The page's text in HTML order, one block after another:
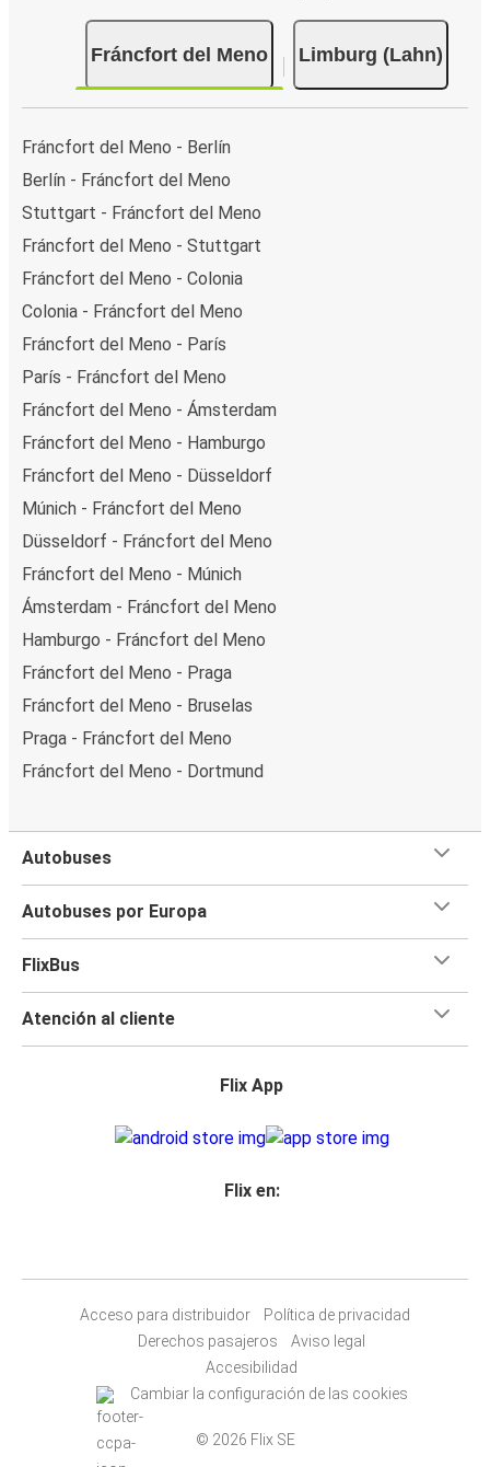
Fráncfort del Meno Limburg (Lahn)
Fráncfort del Meno - Berlín
Berlín - Fráncfort del Meno
Stuttgart - Fráncfort del Meno
Fráncfort del Meno - Stuttgart
Fráncfort del Meno - Colonia
Colonia - Fráncfort del Meno
Fráncfort del Meno - París
París - Fráncfort del Meno
Fráncfort del Meno - Ámsterdam
Fráncfort del Meno - Hamburgo
Fráncfort del Meno - Düsseldorf
Múnich - Fráncfort del Meno
Düsseldorf - Fráncfort del Meno
Fráncfort del Meno - Múnich
Ámsterdam - Fráncfort del Meno
Hamburgo - Fráncfort del Meno
Fráncfort del Meno - Praga
Fráncfort del Meno - Bruselas
Praga - Fráncfort del Meno
Fráncfort del Meno - Dortmund
Autobuses
Autobuses por Europa
FlixBus
Atención al cliente
Flix App
Flix en:
Acceso para distribuidor
Política de privacidad
Derechos pasajeros
Aviso legal
Accesibilidad
Cambiar la configuración de las cookies
© 2026 Flix SE